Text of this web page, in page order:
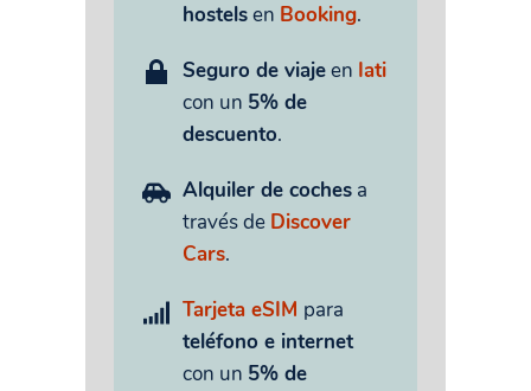
hostelsen Booking.
Seguro de viajeen Iati
con un 5% de
descuento.
Alquiler de coches a
través de Discover
Cars.
Tarjeta eSIM para
teléfono e internet
con un 5% de